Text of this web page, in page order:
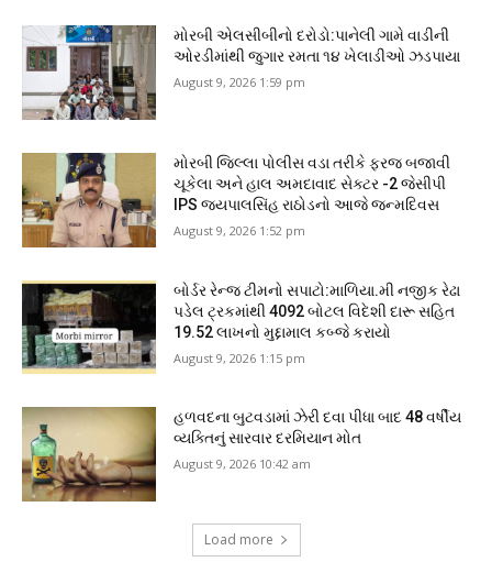
મોરબી એલસીબીનો દરોડો:પાનેલી ગામે વાડીની
ઓરડીમાંથી જુગાર રમતા ૧૪ ખેલાડીઓ ઝડપાયા
August 9, 2026 1:59 pm
મોરબી જિલ્લા પોલીસ વડા તરીકે ફરજ બજાવી
ચૂકેલા અને હાલ અમદાવાદ સેક્ટર -2 જેસીપી
IPS જયપાલસિંહ રાઠોડનો આજે જન્મદિવસ
August 9, 2026 1:52 pm
બોર્ડર રેન્જ ટીમનો સપાટો:માળિયા.મી નજીક રેઢા
પડેલ ટ્રકમાંથી 4092 બોટલ વિદેશી દારૂ સહિત
19.52 લાખનો મુદ્દામાલ કબ્જે કરાયો
August 9, 2026 1:15 pm
હળવદના બુટવડામાં ઝેરી દવા પીધા બાદ 48 વર્ષીય
વ્યક્તિનું સારવાર દરમિયાન મોત
August 9, 2026 10:42 am
Load more